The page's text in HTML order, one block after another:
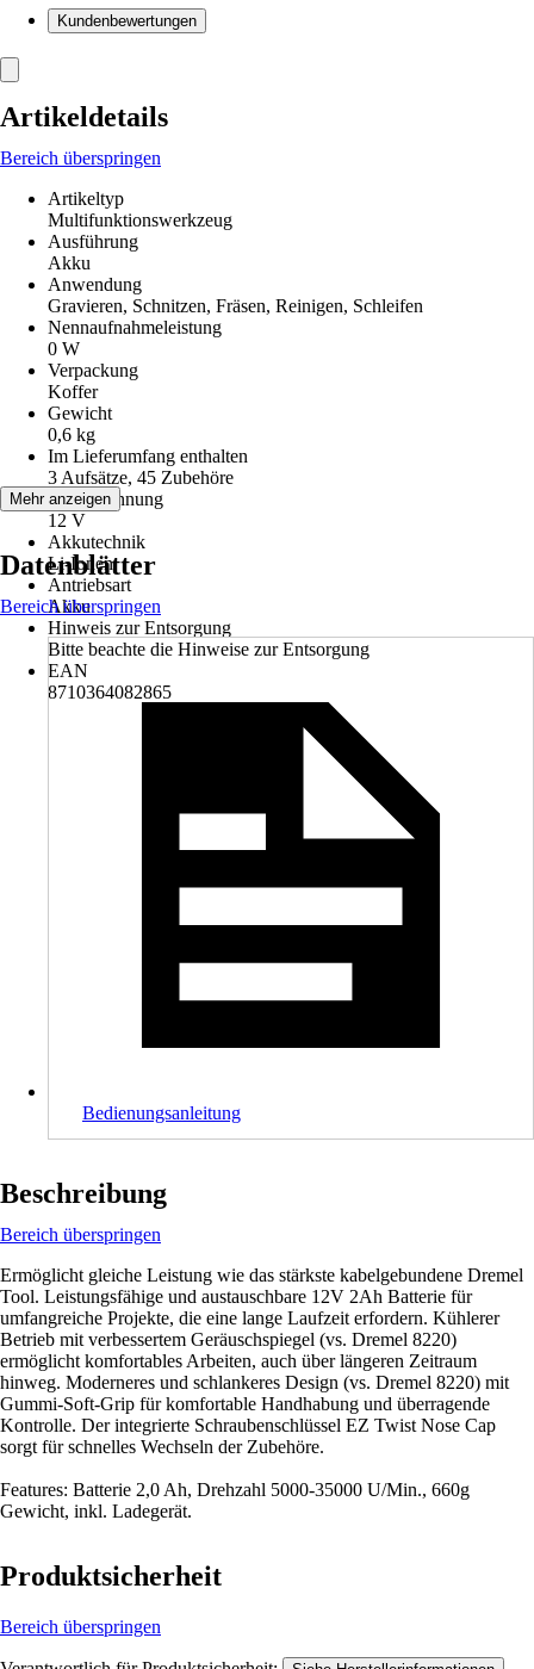
Kundenbewertungen
Artikeldetails
Bereich überspringen
Artikeltyp
Multifunktionswerkzeug
Ausführung
Akku
Anwendung
Gravieren, Schnitzen, Fräsen, Reinigen, Schleifen
Nennaufnahmeleistung
0 W
Verpackung
Koffer
Gewicht
0,6 kg
Im Lieferumfang enthalten
3 Aufsätze, 45 Zubehöre
Akkuspannung
12 V
Akkutechnik
Li-Ionen
Antriebsart
Akku
Hinweis zur Entsorgung
Bitte beachte die Hinweise zur Entsorgung
EAN
8710364082865
Mehr anzeigen
Datenblätter
Bereich überspringen
Bedienungsanleitung
Beschreibung
Bereich überspringen
Ermöglicht gleiche Leistung wie das stärkste kabelgebundene Dremel
Tool. Leistungsfähige und austauschbare 12V 2Ah Batterie für
umfangreiche Projekte, die eine lange Laufzeit erfordern. Kühlerer
Betrieb mit verbessertem Geräuschspiegel (vs. Dremel 8220)
ermöglicht komfortables Arbeiten, auch über längeren Zeitraum
hinweg. Moderneres und schlankeres Design (vs. Dremel 8220) mit
Gummi-Soft-Grip für komfortable Handhabung und überragende
Kontrolle. Der integrierte Schraubenschlüssel EZ Twist Nose Cap
sorgt für schnelles Wechseln der Zubehöre.
Features: Batterie 2,0 Ah, Drehzahl 5000-35000 U/Min., 660g
Gewicht, inkl. Ladegerät.
Produktsicherheit
Bereich überspringen